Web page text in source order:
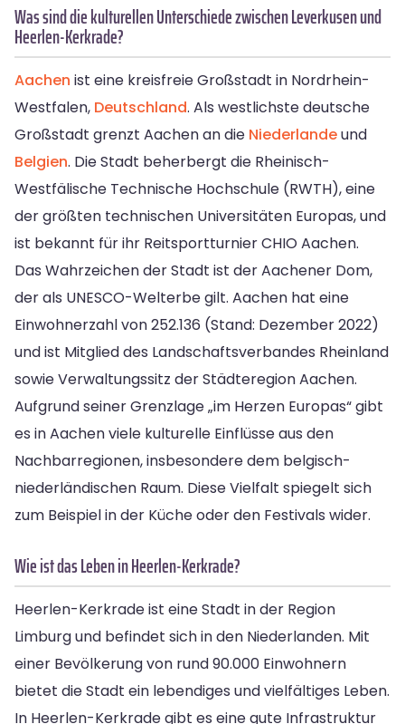
Was sind die kulturellen Unterschiede zwischen Leverkusen und
Heerlen-Kerkrade?
Aachen ist eine kreisfreie Großstadt in Nordrhein-
Westfalen, Deutschland. Als westlichste deutsche
Großstadt grenzt Aachen an die Niederlandeund
Belgien. Die Stadt beherbergt die Rheinisch-
Westfälische Technische Hochschule (RWTH), eine
der größten technischen Universitäten Europas, und
ist bekannt für ihr Reitsportturnier CHIO Aachen.
Das Wahrzeichen der Stadt ist der Aachener Dom,
der als UNESCO-Welterbe gilt. Aachen hat eine
Einwohnerzahl von 252.136 (Stand: Dezember 2022)
und ist Mitglied des Landschaftsverbandes Rheinland
sowie Verwaltungssitz der Städteregion Aachen.
Aufgrund seiner Grenzlage „im Herzen Europas“ gibt
es in Aachen viele kulturelle Einflüsse aus den
Nachbarregionen, insbesondere dem belgisch-
niederländischen Raum. Diese Vielfalt spiegelt sich
zum Beispiel in der Küche oder den Festivals wider.
Wie ist das Leben in Heerlen-Kerkrade?
Heerlen-Kerkrade ist eine Stadt in der Region
Limburg und befindet sich in den Niederlanden. Mit
einer Bevölkerung von rund 90.000 Einwohnern
bietet die Stadt ein lebendiges und vielfältiges Leben.
In Heerlen-Kerkrade gibt es eine gute Infrastruktur